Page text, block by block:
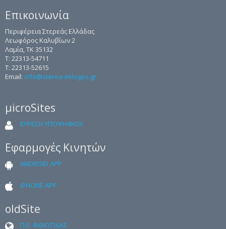
Επικοινωνία
Περιφέρεια Στερεάς Ελλάδας
Λεωφόρος Καλυβίων 2
Λαμία, ΤΚ 35132
Τ: 22313-54711
Τ: 22313-52615
Email: info@sterea-ekloges.gr
μicroSites
ΕΥΡΕΣΗ ΥΠΟΨΗΦΙΟΥ
Εφαρμογές Κινητών
ANDROID APP
iPHONE APP
oldSite
Π.Ε. ΦΘΙΩΤΙΔΑΣ